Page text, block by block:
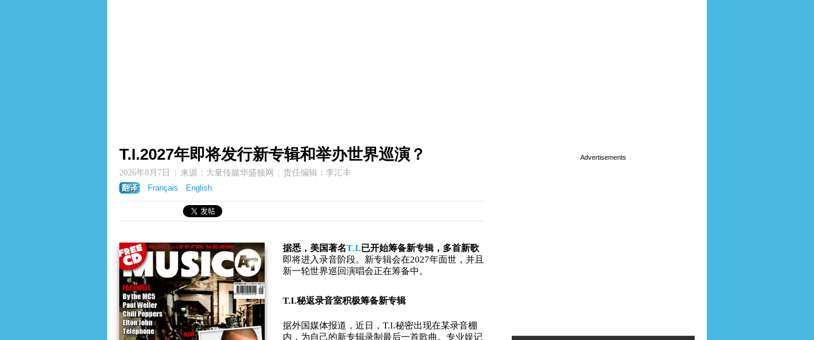
T.I.2027年即将发行新专辑和举办世界巡演？
2026年8月7日 来源：大量传媒华盛顿网
责任编辑：李汇丰
翻译
Français English
据悉，美国著名T.I.已开始筹备新专辑，多首新歌
即将进入录音阶段。新专辑会在2027年面世，并且
新一轮世界巡回演唱会正在筹备中。
T.I.秘返录音室积极筹备新专辑
据外国媒体报道，近日，T.I.秘密出现在某录音棚
内，为自己的新专辑录制最后一首歌曲。专业娱记